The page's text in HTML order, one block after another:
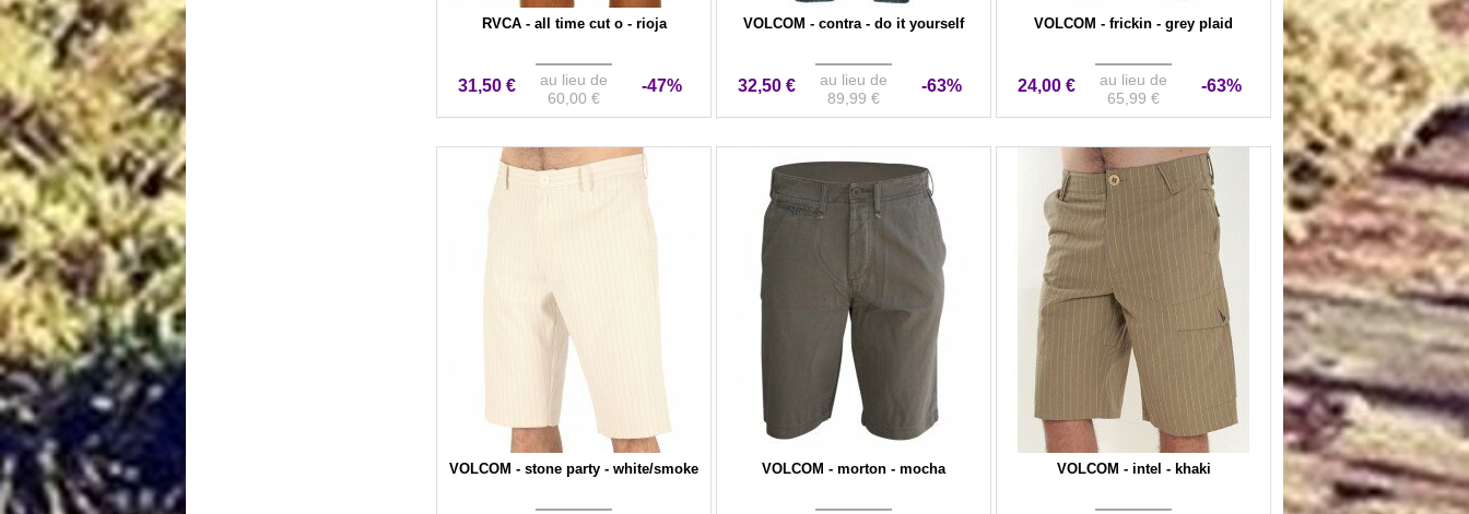
RVCA - all time cut o - rioja
31,50 €
au lieu de
60,00 €
-47%
VOLCOM - contra - do it yourself
32,50 €
au lieu de
89,99 €
-63%
VOLCOM - frickin - grey plaid
24,00 €
au lieu de
65,99 €
-63%
VOLCOM - stone party - white/smoke VOLCOM - morton - mocha VOLCOM - intel - khaki